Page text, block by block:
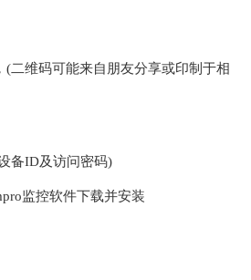
二维码可能来自朋友分享或印制于相
备ID及访问密码)